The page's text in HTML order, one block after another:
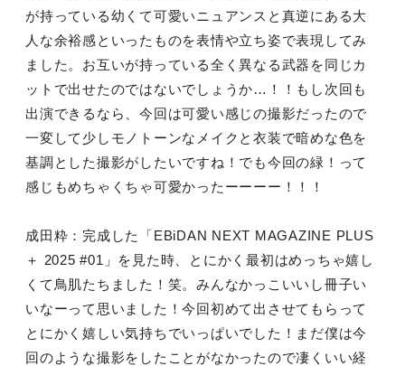
が持っている幼くて可愛いニュアンスと真逆にある大
人な余裕感といったものを表情や立ち姿で表現してみ
ました。お互いが持っている全く異なる武器を同じカ
ットで出せたのではないでしょうか…！！もし次回も
出演できるなら、今回は可愛い感じの撮影だったので
一変して少しモノトーンなメイクと衣装で暗めな色を
基調とした撮影がしたいですね！でも今回の緑！って
感じもめちゃくちゃ可愛かったーーーー！！！
成田粋：完成した「EBiDAN NEXT MAGAZINE PLUS
＋ 2025 #01」を見た時、とにかく最初はめっちゃ嬉し
くて鳥肌たちました！笑。みんなかっこいいし冊子い
いなーって思いました！今回初めて出させてもらって
とにかく嬉しい気持ちでいっぱいでした！まだ僕は今
回のような撮影をしたことがなかったので凄くいい経